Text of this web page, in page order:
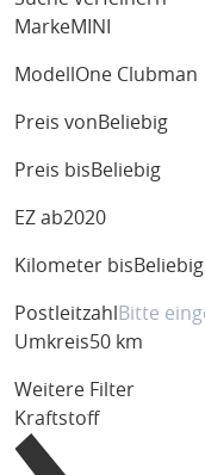
MarkeMINI
Modell One Clubman
Preis von Beliebig
Preis bis Beliebig
EZ ab2020
Kilometer bis Beliebig
Postleitzahl
Umkreis50 km
Weitere Filter
Kraftstoff